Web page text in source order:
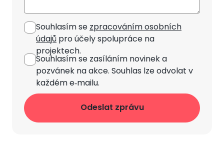
Souhlasím sezpracováním osobních
údajůpro účely spolupráce na
projektech.
Souhlasím se zasíláním novineka
pozvánek na akce. Souhlas lze odvolat v
každém e‑mailu.